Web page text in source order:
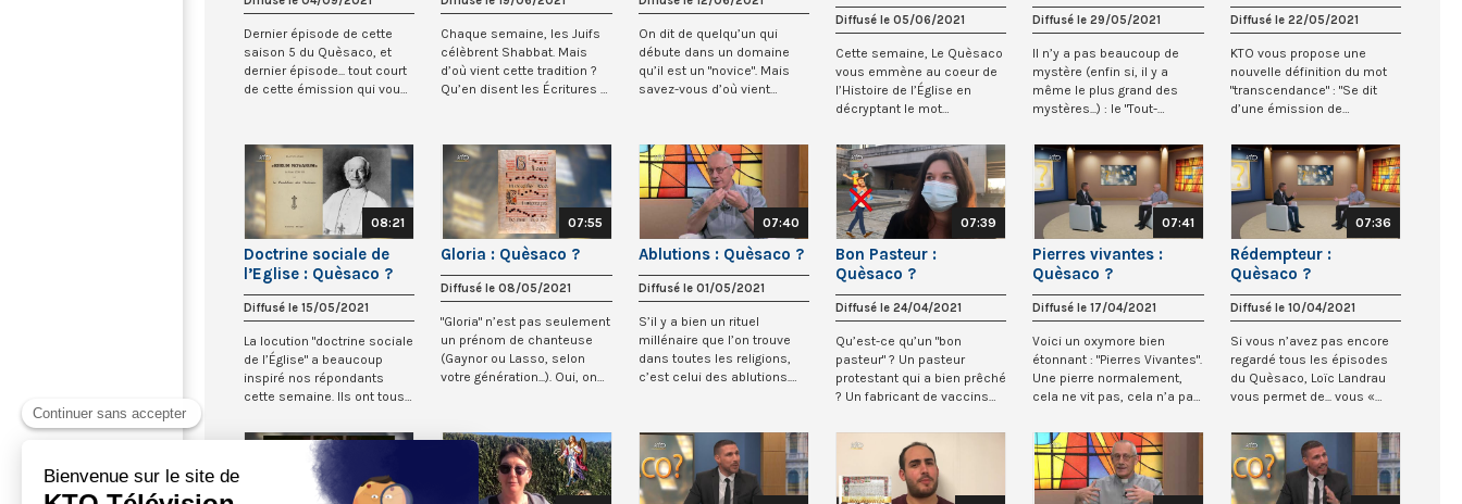
Dernier épisode de cette
saison 5 du Quèsaco, et
dernier épisode... tout court
de cette émission qui vous
Chaque semaine, les Juifs
célèbrent Shabbat. Mais
d’où vient cette tradition ?
Qu’en disent les Écritures ?
On dit de quelqu’un qui
débute dans un domaine
qu’il est un "novice". Mais
savez-vous d’où vient
Diffusé le 05/06/2021
Cette semaine, Le Quèsaco
vous emmène au coeur de
l’Histoire de l’Église en
décryptant le mot
Diffusé le 29/05/2021
Il n’y a pas beaucoup de
mystère (enfin si, il y a
même le plus grand des
mystères...) : le "Tout-
Diffusé le 22/05/2021
KTO vous propose une
nouvelle définition du mot
"transcendance" : "Se dit
d’une émission de
08:21
Doctrine sociale de
l’Eglise : Quèsaco ?
Diffusé le 15/05/2021
La locution "doctrine sociale
de l’Église" a beaucoup
inspiré nos répondants
cette semaine. Ils ont tous,
07:55
Gloria : Quèsaco ?
Diffusé le 08/05/2021
"Gloria" n’est pas seulement
un prénom de chanteuse
(Gaynor ou Lasso, selon
votre génération...). Oui, on
07:40
Ablutions : Quèsaco ?
Diffusé le 01/05/2021
S’il y a bien un rituel
millénaire que l’on trouve
dans toutes les religions,
c’est celui des ablutions.
07:39
Bon Pasteur :
Quèsaco ?
Diffusé le 24/04/2021
Qu’est-ce qu’un "bon
pasteur" ? Un pasteur
protestant qui a bien prêché
? Un fabricant de vaccins
07:41
Pierres vivantes :
Quèsaco ?
Diffusé le 17/04/2021
Voici un oxymore bien
étonnant : "Pierres Vivantes".
Une pierre normalement,
cela ne vit pas, cela n’a pas
07:36
Rédempteur :
Quèsaco ?
Diffusé le 10/04/2021
Si vous n’avez pas encore
regardé tous les épisodes
du Quèsaco, Loïc Landrau
vous permet de... vous «